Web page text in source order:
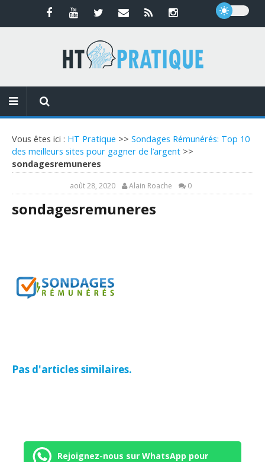
Vous êtes ici : HT Pratique >> Sondages Rémunérés: Top 10
des meilleurs sites pour gagner de l’argent >>
sondagesremuneres
août 28, 2020 Alain Roache 0
sondagesremuneres
Pas d'articles similaires.
Rejoignez-nous sur WhatsApp pour